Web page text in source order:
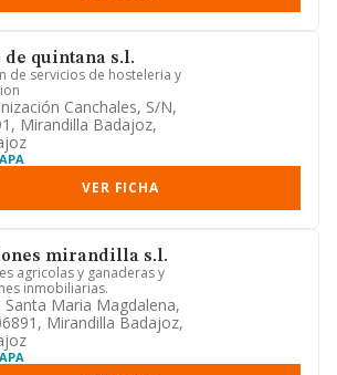
quintana s.l.
de servicios de hosteleria y
Canchales, S/n,
Mirandilla Badajoz,
VER FICHA
mirandilla s.l.
agricolas y ganaderas y
inmobiliarias.
Santa Maria Magdalena,
Mirandilla Badajoz,